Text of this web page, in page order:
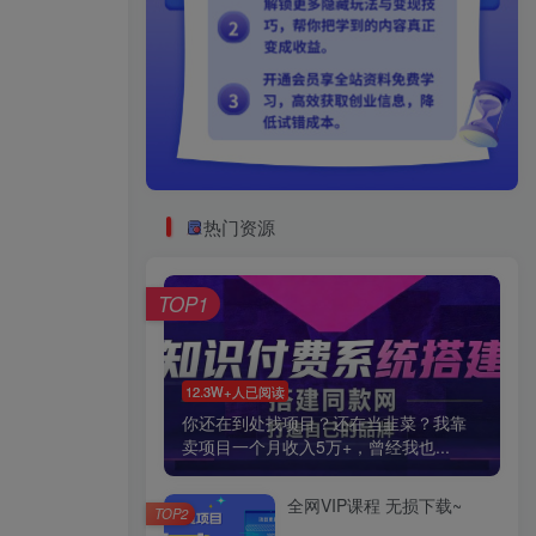
热门资源
12.3W+人已阅读
你还在到处找项目？还在当韭菜？我靠
卖项目一个月收入5万+，曾经我也...
TOP1
全网VIP课程 无损下载~
TOP2